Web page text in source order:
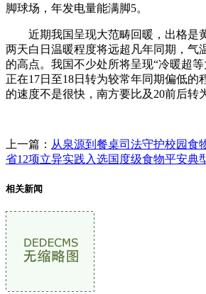
脚球场，年发电量能满脚5。
近期我国呈现大范畴回暖，出格是
两天白日温暖程度将远超凡年同期，气
的高点。我国不少处所将呈现“冷暖超
正在17日至18日转为较常年同期偏低的
的速度不是很快，南方要比及20前后转
上一篇： 从泉源到餐桌司法守护校园食
省12项立异实践入选国度级食物平安典
相关新闻